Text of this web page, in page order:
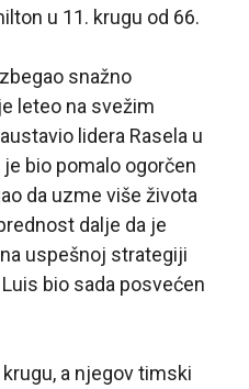
u 11. krugu od 66.
snažno
leteo na svežim
lidera Rasela u
bio pomalo ogorčen
da uzme više života
dalje da je
uspešnoj strategiji
bio sada posvećen
a njegov timski